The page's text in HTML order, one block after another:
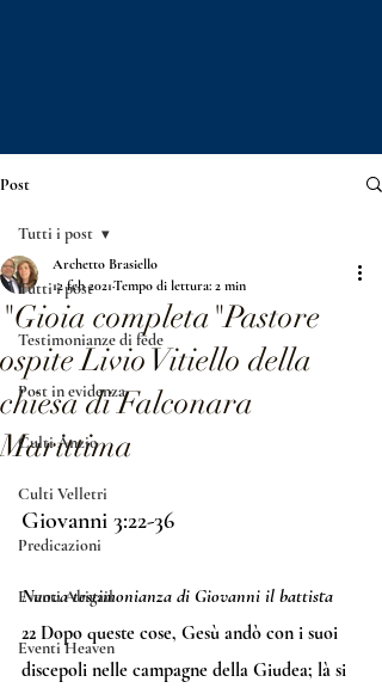
Post
Tutti i post
Testimonianze di fede
Post in evidenza
Culti Anzio
Culti Velletri
Predicazioni
Eventi Abigail
Eventi Heaven
Tutti i post
"Gioia completa"Pastore
ospite Livio Vitiello della
chiesa di Falconara
Marittima
Archetto Brasiello
12 feb 2021Tempo di lettura: 2 min
Giovanni 3:22-36
Nuova testimonianza di Giovanni il battista
22 Dopo queste cose, Gesù andò con i suoi
discepoli nelle campagne della Giudea; là si